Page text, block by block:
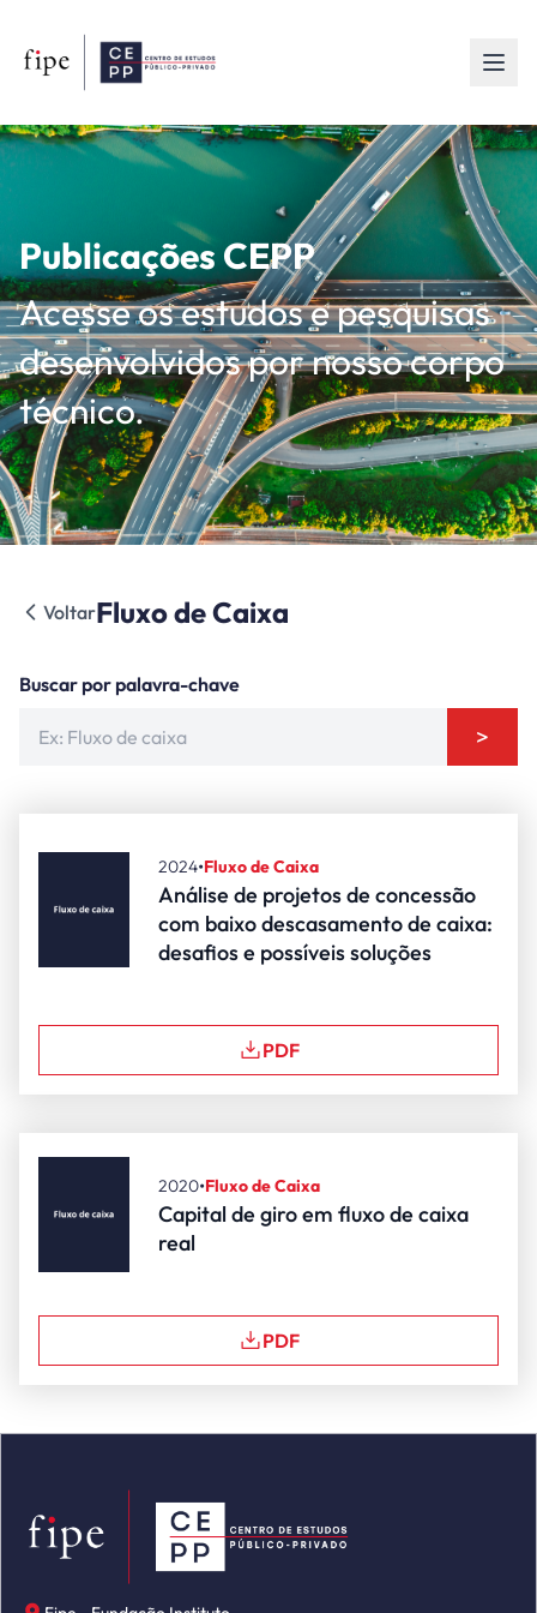
Publicações CEPP
Acesse os estudos e pesquisas
desenvolvidos por nosso corpo
técnico.
VoltarFluxo de Caixa
Buscar por palavra-chave
>
2024•Fluxo de Caixa
Análise de projetos de concessão
com baixo descasamento de caixa:
desafios e possíveis soluções
PDF
2020•Fluxo de Caixa
Capital de giro em fluxo de caixa
real
PDF